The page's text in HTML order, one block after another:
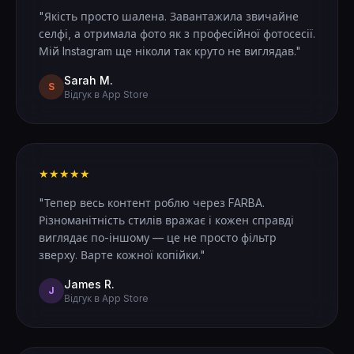
"Якість просто шалена. Завантажила звичайне
селфі, а отримала фото як з професійної фотосесії.
Мій Instagram ще ніколи так круто не виглядав."
S Sarah M.
Відгук в App Store
★★★★★
"Тепер весь контент роблю через FARBA.
Різноманітність стилів вражає і кожен справді
виглядає по-іншому — це не просто фільтр
зверху. Варте кожної копійки."
J James R.
Відгук в App Store